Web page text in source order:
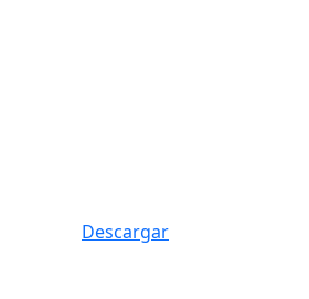
Descargar